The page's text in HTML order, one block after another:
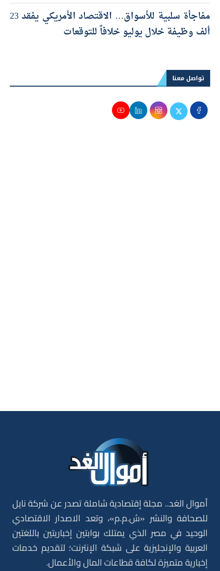
مفاجأة سلبية للأسواق… الاقتصاد الأمريكي يفقد 23
ألف وظيفة خلال يوليو خلافاً للتوقعات
تواصل معنا
أموال الغد.. مجلة إقتصادية شاملة تصدر عن شركة نايل
للصحافة والنشر «ش.م.م»، وتعد الاصدار الاقتصادي
الوحيد في مصر الذي يمتلك بوابتين إخباريتين باللغتين
العربية والإنجليزية على شبكة الإنترنت؛ لتقديم خدمات
إخبارية متميزة لكافة قطاعات المال والأعمال.